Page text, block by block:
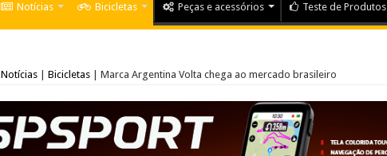
Notícias Bicicletas Peças e acessórios Teste de Produtos
Notícias Bicicletas Marca Argentina Volta chega ao mercado brasileiro